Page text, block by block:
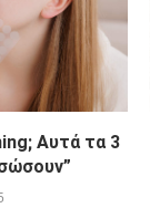
Αυτά τα 3